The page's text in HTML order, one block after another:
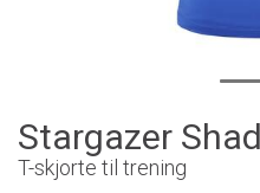
Stargazer
T-skjorte til trening